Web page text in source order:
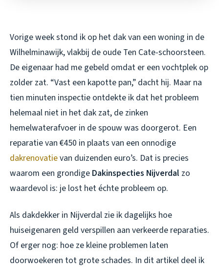
Vorige week stond ik op het dak van een woning in de
Wilhelminawijk, vlakbij de oude Ten Cate-schoorsteen.
De eigenaar had me gebeld omdat er een vochtplek op
zolder zat. “Vast een kapotte pan,” dacht hij. Maar na
tien minuten inspectie ontdekte ik dat het probleem
helemaal niet in het dak zat, de zinken
hemelwaterafvoer in de spouw was doorgerot. Een
reparatie van €450 in plaats van een onnodige
dakrenovatievan duizenden euro’s. Dat is precies
waarom een grondige Dakinspecties Nijverdal zo
waardevol is: je lost het échte probleem op.
Als dakdekker in Nijverdal zie ik dagelijks hoe
huiseigenaren geld verspillen aan verkeerde reparaties.
Of erger nog: hoe ze kleine problemen laten
doorwoekeren tot grote schades. In dit artikel deel ik